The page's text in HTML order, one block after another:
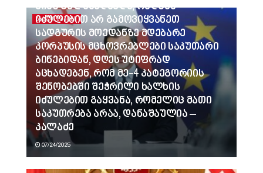
ᲐᲮᲐᲚᲘ ᲐᲛᲑᲔᲑᲘ
ვინც გვლანძღავდა, რადგან
იძულებით არ გამოვიყვანეთ
სადგურის მოედანზე მდებარე
კორპუსის მცხოვრებლები საკუთარი
ბინებიდან, დღეს უტიფრად
აცხადებენ, რომ მე-4 კატეგორიის
შენობებში შეჭრილი ხალხის
იძულებით გაყვანა, რომელიც მათი
საკუთრება არაა, დანაშაულია –
კალაძე
07/24/2025